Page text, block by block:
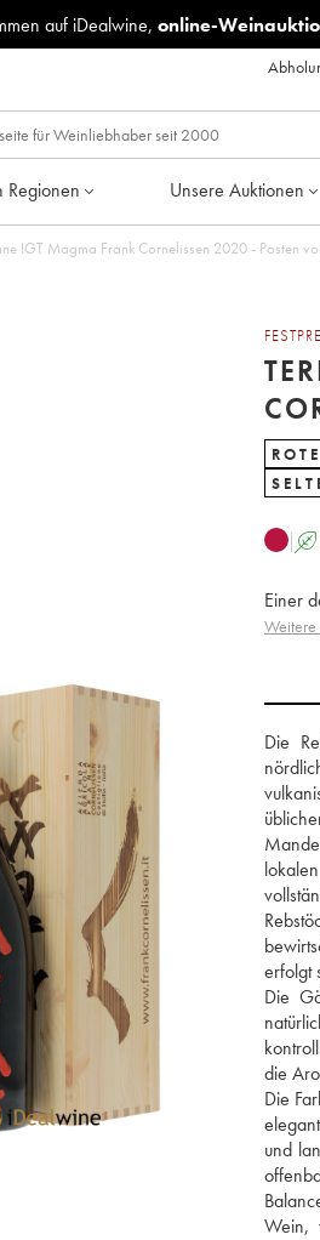
auf iDealwine, online-
Regionen Unsere Auktionen
Terre Siciliane IGT Magma Frank
A
Einer
Weitere
Die
erfolgt
Die
die
Die
und
Wein,